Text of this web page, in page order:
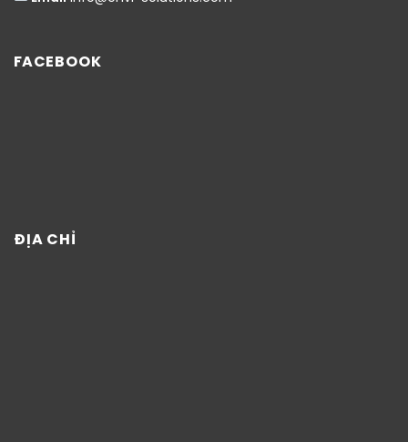
FACEBOOK
ĐỊA CHỈ